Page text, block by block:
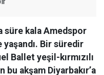
süre kala Amedspor
Bir süredir
Ballet yeşil-kırmızılı
akşam Diyarbakır’a